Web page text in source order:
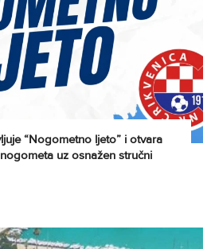
“Nogometno ljeto” i otvara
uz osnažen stručni